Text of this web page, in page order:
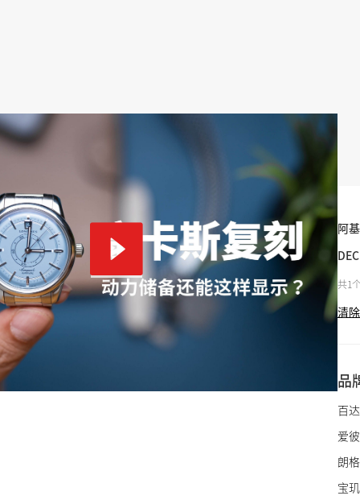
阿
共1
清
品
百
爱彼
朗格
宝玑